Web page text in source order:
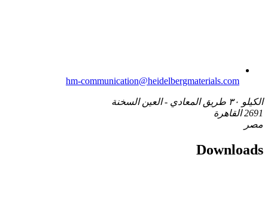
hm-communication​@heidelbergmaterials.com
الكيلو ٣٠ طريق المعادي - العين السخنة
2691 القاهرة
مصر
Downloads